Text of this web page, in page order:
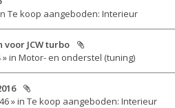
Te koop aangeboden: Interieur
JCW turbo
in Motor- en onderstel (tuning)
» in Te koop aangeboden: Interieur